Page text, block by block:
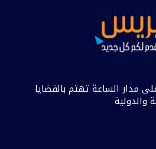
مدار الساعة تهتم بالقضايا
والدولية